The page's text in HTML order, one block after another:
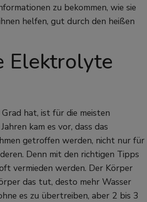
zu bekommen, wie sie
helfen, gut durch den heißen
Elektrolyte
hat, ist für die meisten
kam es vor, dass das
getroffen werden, nicht nur für
Denn mit den richtigen Tipps
vermieden werden. Der Körper
das tut, desto mehr Wasser
es zu übertreiben, aber 2 bis 3